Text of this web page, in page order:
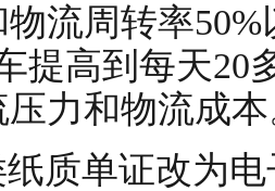
流周转率
提高到每天20
力和物流成
质单证改为